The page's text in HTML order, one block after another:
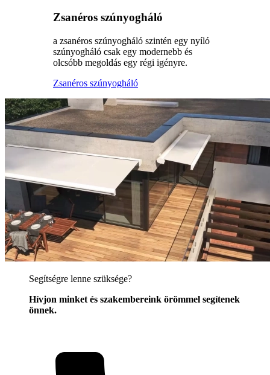
Zsanéros szúnyogháló
a zsanéros szúnyogháló szintén egy nyíló
szúnyogháló csak egy modernebb és
olcsóbb megoldás egy régi igényre.
Zsanéros szúnyogháló
Segítségre lenne szüksége?
Hívjon minket és szakembereink örömmel segítenek
önnek.